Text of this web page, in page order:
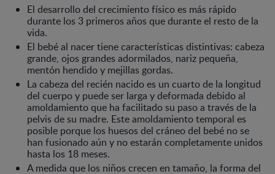
El desarrollo del crecimiento físico es más rápido
durante los 3 primeros años que durante el resto de la
vida.
El bebé al nacer tiene características distintivas: cabeza
grande, ojos grandes adormilados, nariz pequeña,
mentón hendido y mejillas gordas.
La cabeza del recién nacido es un cuarto de la longitud
del cuerpo y puede ser larga y deformada debido al
amoldamiento que ha facilitado su paso a través de la
pelvis de su madre. Este amoldamiento temporal es
posible porque los huesos del cráneo del bebé no se
han fusionado aún y no estarán completamente unidos
hasta los 18 meses.
A medida que los niños crecen en tamaño, la forma del